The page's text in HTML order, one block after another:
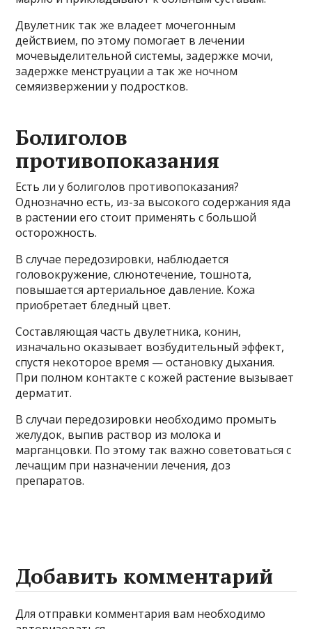
Двулетник так же владеет мочегонным
действием, по этому помогает в лечении
мочевыделительной системы, задержке мочи,
задержке менструации а так же ночном
семяизвержении у подростков.
Болиголов
противопоказания
Есть ли у болиголов противопоказания?
Однозначно есть, из-за высокого содержания яда
в растении его стоит применять с большой
осторожность.
В случае передозировки, наблюдается
головокружение, слюнотечение, тошнота,
повышается артериальное давление. Кожа
приобретает бледный цвет.
Составляющая часть двулетника, конин,
изначально оказывает возбудительный эффект,
спустя некоторое время — остановку дыхания.
При полном контакте с кожей растение вызывает
дерматит.
В случаи передозировки необходимо промыть
желудок, выпив раствор из молока и
марганцовки. По этому так важно советоваться с
лечащим при назначении лечения, доз
препаратов.
Добавить комментарий
Для отправки комментария вам необходимо